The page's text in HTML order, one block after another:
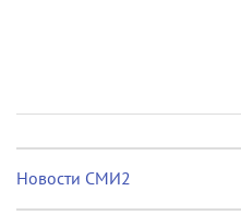
Новости СМИ2